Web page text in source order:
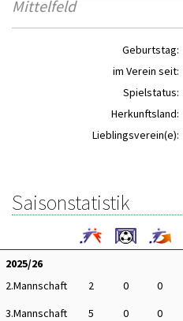
Mittelfeld
Geburtstag:
im Verein seit:
Spielstatus:
Herkunftsland:
Lieblingsverein(e):
Saisonstatistik
2025/26
2.Mannschaft
2 0 0
3.Mannschaft
5 0 0